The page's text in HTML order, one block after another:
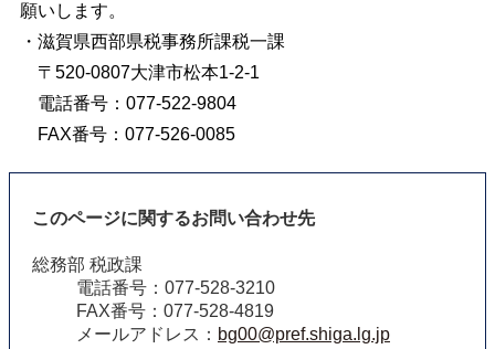
願いします。
・滋賀県西部県税事務所課税一課
〒520-0807大津市松本1-2-1
電話番号：077-522-9804
FAX番号：077-526-0085
このページに関するお問い合わせ先
総務部 税政課
電話番号：077-528-3210
FAX番号：077-528-4819
メールアドレス： bg00@pref.shiga.lg.jp